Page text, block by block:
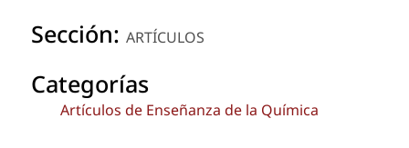
Sección: ARTÍCULOS
Categorías
Artículos de Enseñanza de la Química